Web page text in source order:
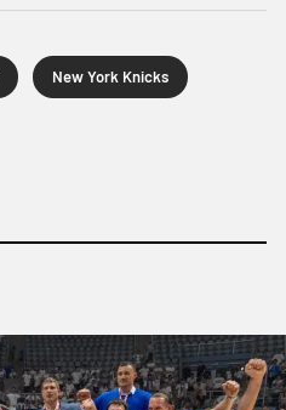
New York Knicks